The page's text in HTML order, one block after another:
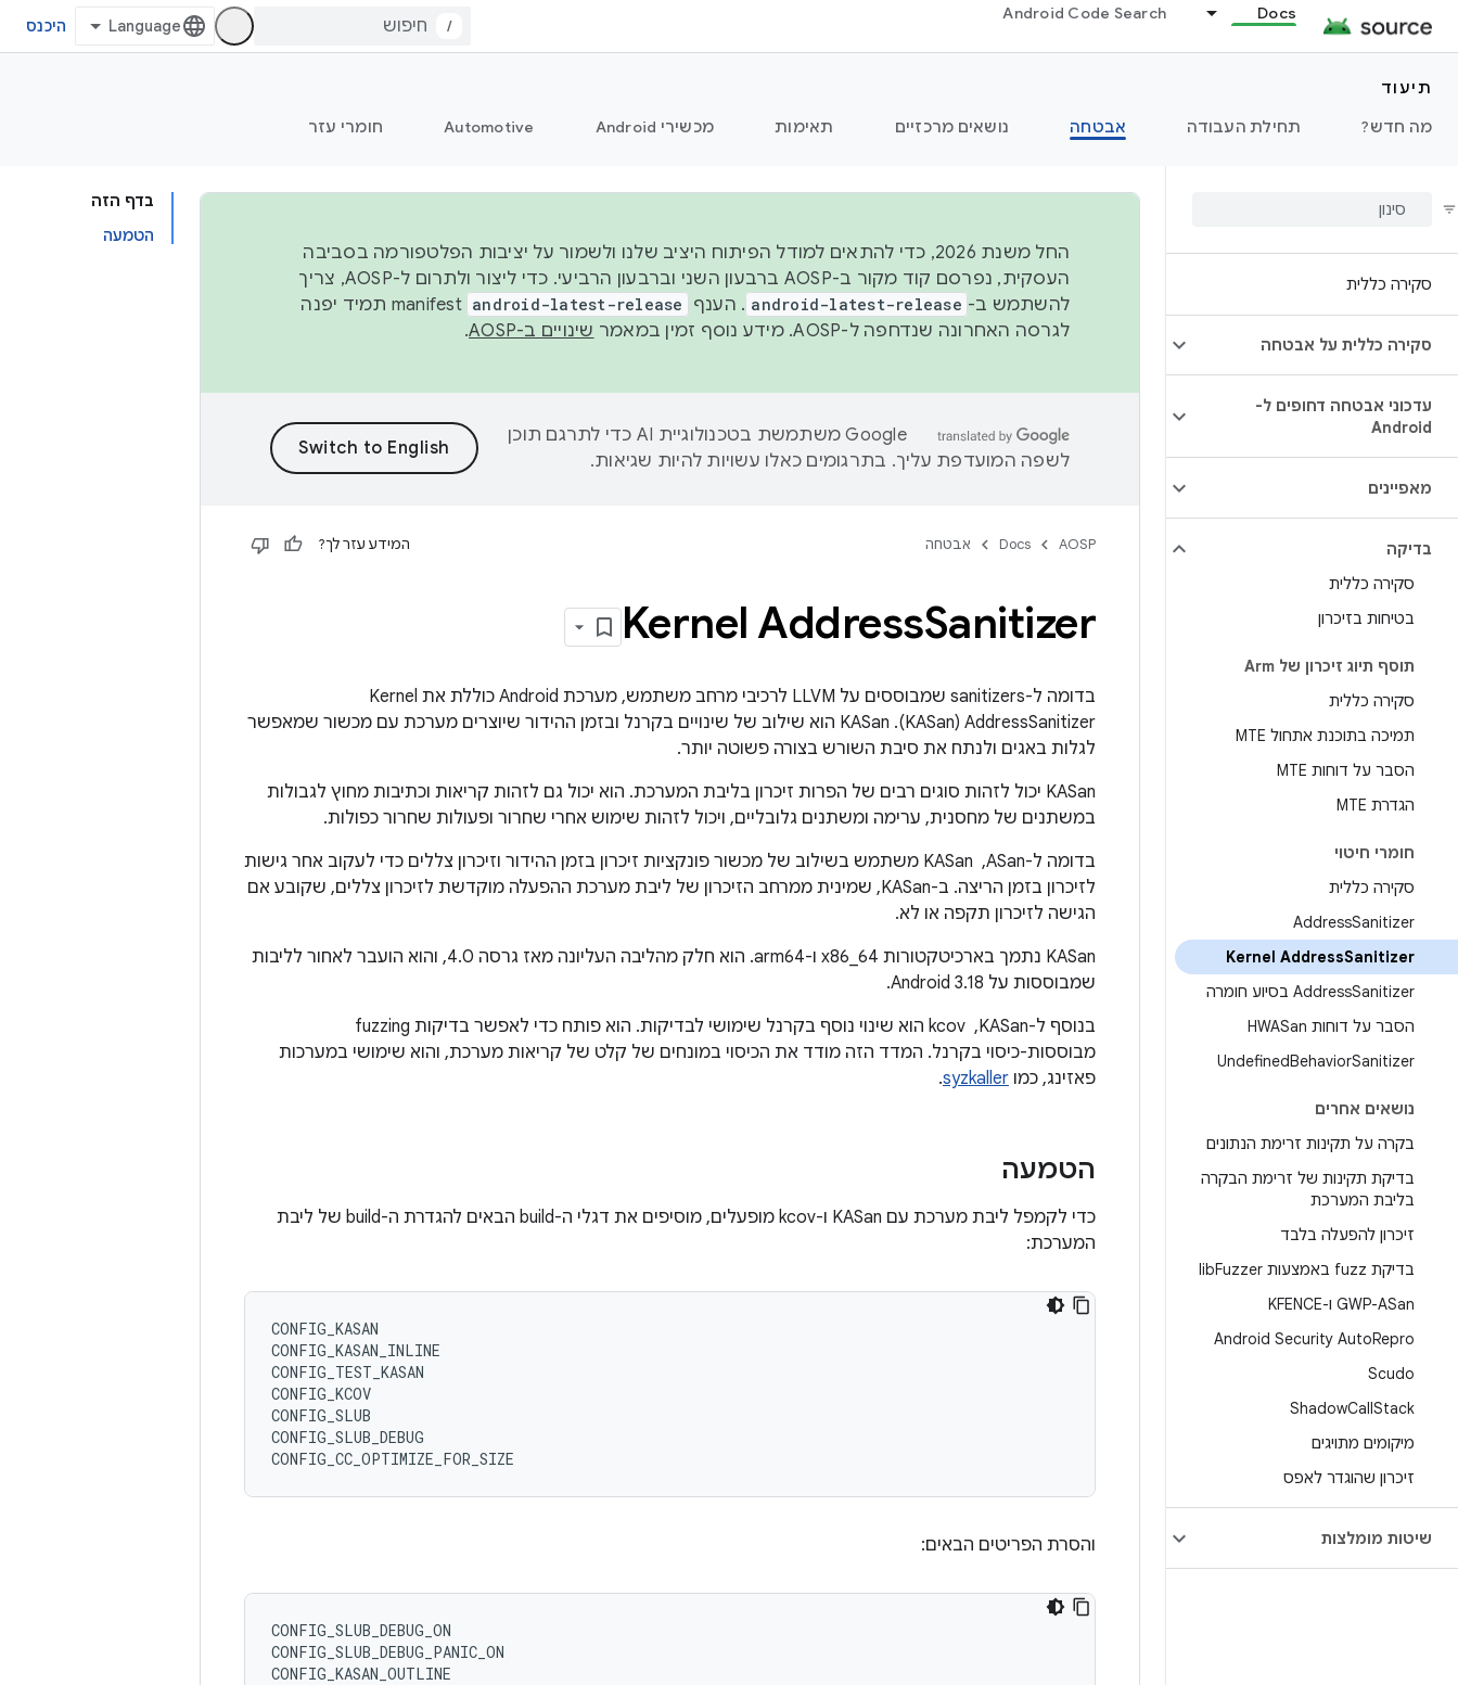
Docs
Android Code Search
/ היכנס
תיעוד
מה חדש?
תחילת העבודה אבטחה נושאים מרכזיים תאימות מכשירי Android Automotive חומרי עזר
סקירה כללית
סקירה כללית על אבטחה
עדכוני אבטחה דחופים ל-
Android
מאפיינים
בדיקה
סקירה כללית
בטיחות בזיכרון
תוסף תיוג זיכרון של Arm
סקירה כללית
תמיכה בתוכנת אתחול MTE
הסבר על דוחות MTE
הגדרת MTE
חומרי חיטוי
סקירה כללית
AddressSanitizer
Kernel AddressSanitizer
AddressSanitizer בסיוע חומרה
הסבר על דוחות HWASan
UndefinedBehaviorSanitizer
נושאים אחרים
בקרה על תקינות זרימת הנתונים
בדיקת תקינות של זרימת הבקרה
בליבת המערכת
זיכרון להפעלה בלבד
בדיקת fuzz באמצעות lib
Fuzzer
GWP-ASan ו-KFENCE
Android Security AutoRepro
Scudo
ShadowCallStack
מיקומים מתויגים
זיכרון שהוגדר לאפס
שיטות מומלצות
בדף הזה
הטמעה
החל משנת 2026, כדי להתאים למודל הפיתוח היציב שלנו ולשמור על יציבות הפלטפורמה בסביבה
העסקית, נפרסם קוד מקור ב-AOSP ברבעון השני וברבעון הרביעי. כדי ליצור ולתרום ל-AOSP, צריך
להשתמש ב- android-latest-release . הענף android-latest-release
manifest תמיד יפנה
לגרסה האחרונה שנדחפה ל-AOSP. מידע נוסף זמין במאמר
שינויים ב-AOSP .
‫Google משתמשת בטכנולוגיית AI כדי לתרגם תוכן
לשפה המועדפת עליך. בתרגומים כאלו עשויות להיות שגיאות.
AOSP
Docs אבטחה המידע עזר לך?
Kernel AddressSanitizer
בדומה ל-sanitizers שמבוססים על LLVM לרכיבי מרחב משתמש, מערכת Android כוללת את Kernel
AddressSanitizer‏ (KASan). ‫KASan הוא שילוב של שינויים בקרנל ובזמן ההידור שיוצרים מערכת עם מכשור שמאפשר
לגלות באגים ולנתח את סיבת השורש בצורה פשוטה יותר.
‫KASan יכול לזהות סוגים רבים של הפרות זיכרון בליבת המערכת. הוא יכול גם לזהות קריאות וכתיבות מחוץ לגבולות
במשתנים של מחסנית, ערימה ומשתנים גלובליים, ויכול לזהות שימוש אחרי שחרור ופעולות שחרור כפולות.
בדומה ל-ASan, ‏ KASan משתמש בשילוב של מכשור פונקציות זיכרון בזמן ההידור וזיכרון צללים כדי לעקוב אחר גישות
לזיכרון בזמן הריצה. ב-KASan, שמינית ממרחב הזיכרון של ליבת מערכת ההפעלה מוקדשת לזיכרון צללים, שקובע אם
הגישה לזיכרון תקפה או לא.
‫KASan נתמך בארכיטקטורות x86_64 ו-arm64. הוא חלק מהליבה העליונה מאז גרסה 4.0, והוא הועבר לאחור לליבות
שמבוססות על Android 3.18.
בנוסף ל-KASan, ‏ kcov הוא שינוי נוסף בקרנל שימושי לבדיקות. הוא פותח כדי לאפשר בדיקות fuzzing
מבוססות-כיסוי בקרנל. המדד הזה מודד את הכיסוי במונחים של קלט של קריאות מערכת, והוא שימושי במערכות
פאזינג, כמו syzkaller
.
הטמעה
כדי לקמפל ליבת מערכת עם KASan ו-kcov מופעלים, מוסיפים את דגלי ה-build הבאים להגדרת ה-build של ליבת
המערכת:
CONFIG_KASAN
CONFIG_KASAN_INLINE
CONFIG_TEST_KASAN
CONFIG_KCOV
CONFIG_SLUB
CONFIG_SLUB_DEBUG
והסרת הפריטים הבאים:
CONFIG_SLUB_DEBUG_ON
CONFIG_SLUB_DEBUG_PANIC_ON
CONFIG_KASAN_OUTLINE